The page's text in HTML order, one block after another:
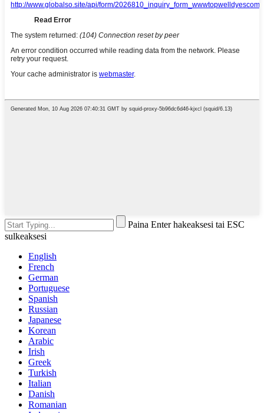
Paina Enter hakeaksesi tai ESC
sulkeaksesi
English
French
German
Portuguese
Spanish
Russian
Japanese
Korean
Arabic
Irish
Greek
Turkish
Italian
Danish
Romanian